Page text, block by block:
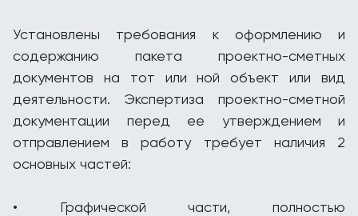
Установлены требования к оформлению и
содержанию пакета проектно-сметных
документов на тот или ной объект или вид
деятельности. Экспертиза проектно-сметной
документации перед ее утверждением и
отправлением в работу требует наличия 2
основных частей:
• Графической части, полностью